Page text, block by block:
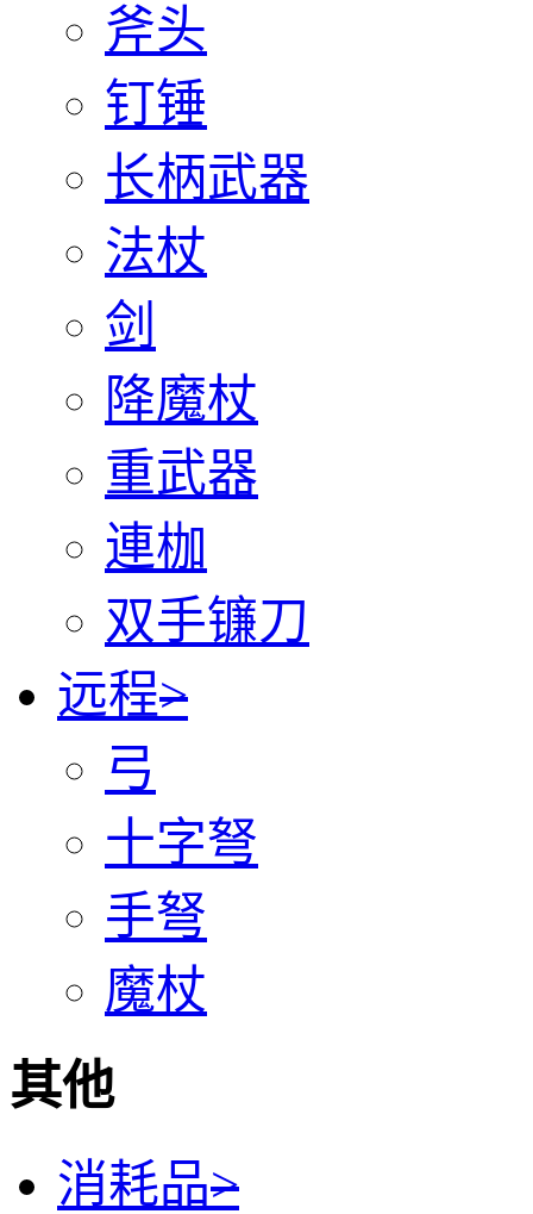
斧头
钉锤
长柄武器
法杖
剑
降魔杖
重武器
連枷
双手镰刀
远程>
弓
十字弩
手弩
魔杖
其他
消耗品>